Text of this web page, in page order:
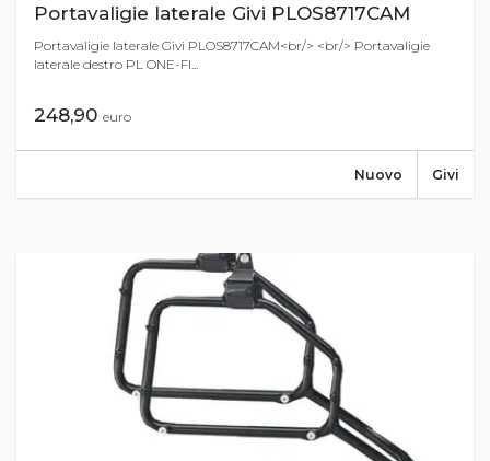
Portavaligie laterale Givi PLOS8717CAM
Portavaligie laterale Givi PLOS8717CAM<br/> <br/> Portavaligie
laterale destro PL ONE-FI...
248,90 euro
Givi
Nuovo